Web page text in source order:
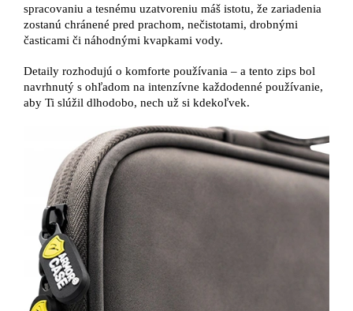
spracovaniu a tesnému uzatvoreniu máš istotu, že zariadenia
zostanú chránené pred prachom, nečistotami, drobnými
časticami či náhodnými kvapkami vody.
Detaily rozhodujú o komforte používania – a tento zips bol
navrhnutý s ohľadom na intenzívne každodenné používanie,
aby Ti slúžil dlhodobo, nech už si kdekoľvek.